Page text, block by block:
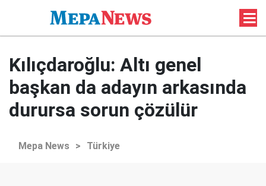
Kılıçdaroğlu: Altı genel
başkan da adayın arkasında
durursa sorun çözülür
Mepa News > Türkiye